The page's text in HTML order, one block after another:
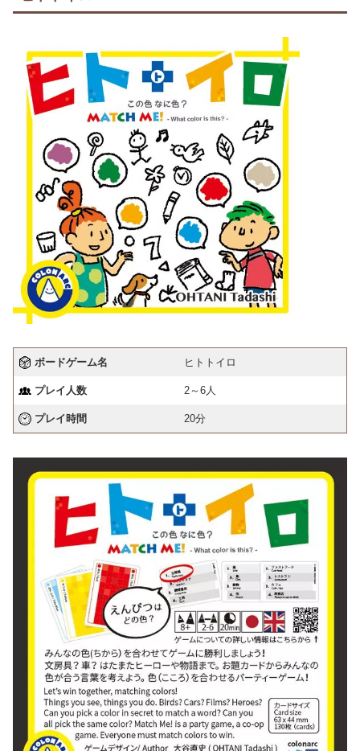
ボードゲーム名 ヒトトイロ
プレイ人数 2～6人
プレイ時間 20分